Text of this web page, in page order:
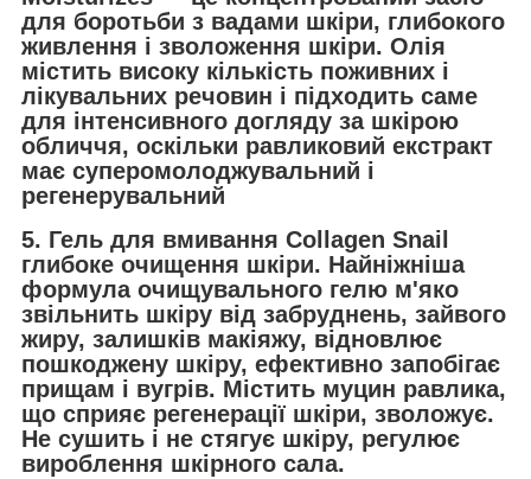
для боротьби з вадами шкіри, глибокого
живлення і зволоження шкіри. Олія
містить високу кількість поживних і
лікувальних речовин і підходить саме
для інтенсивного догляду за шкірою
обличчя, оскільки равликовий екстракт
має суперомолоджувальний і
регенерувальний
5. Гель для вмивання Collagen Snail
глибоке очищення шкіри. Найніжніша
формула очищувального гелю м'яко
звільнить шкіру від забруднень, зайвого
жиру, залишків макіяжу, відновлює
пошкоджену шкіру, ефективно запобігає
прищам і вугрів. Містить муцин равлика,
що сприяє регенерації шкіри, зволожує.
Не сушить і не стягує шкіру, регулює
вироблення шкірного сала.